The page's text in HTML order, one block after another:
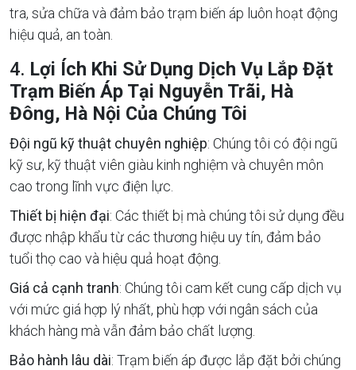
tra, sửa chữa và đảm bảo trạm biến áp luôn hoạt động
hiệu quả, an toàn.
4. Lợi Ích Khi Sử Dụng Dịch Vụ Lắp Đặt
Trạm Biến Áp Tại Nguyễn Trãi, Hà
Đông, Hà Nội Của Chúng Tôi
Đội ngũ kỹ thuật chuyên nghiệp: Chúng tôi có đội ngũ
kỹ sư, kỹ thuật viên giàu kinh nghiệm và chuyên môn
cao trong lĩnh vực điện lực.
Thiết bị hiện đại: Các thiết bị mà chúng tôi sử dụng đều
được nhập khẩu từ các thương hiệu uy tín, đảm bảo
tuổi thọ cao và hiệu quả hoạt động.
Giá cả cạnh tranh: Chúng tôi cam kết cung cấp dịch vụ
với mức giá hợp lý nhất, phù hợp với ngân sách của
khách hàng mà vẫn đảm bảo chất lượng.
Bảo hành lâu dài: Trạm biến áp được lắp đặt bởi chúng